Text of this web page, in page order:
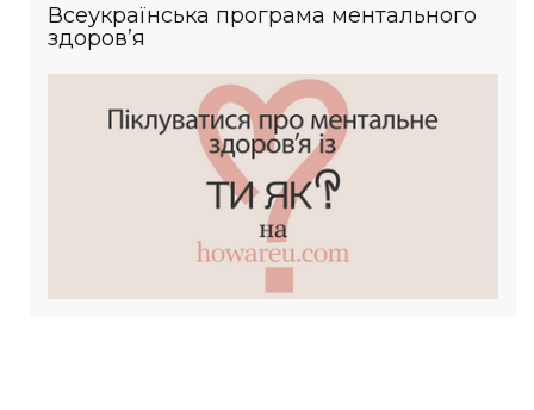
Всеукраїнська програма ментального
здоров’я